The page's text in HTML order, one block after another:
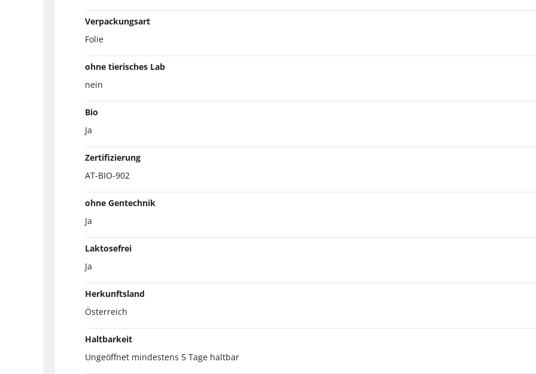
Verpackungsart
Folie
ohne tierisches Lab
nein
Bio
Ja
Zertifizierung
AT-BIO-902
ohne Gentechnik
Ja
Laktosefrei
Ja
Herkunftsland
Österreich
Haltbarkeit
Ungeöffnet mindestens 5 Tage haltbar